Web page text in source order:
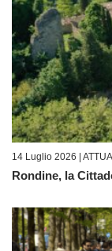
14 Luglio 2026 |
Rondine, la